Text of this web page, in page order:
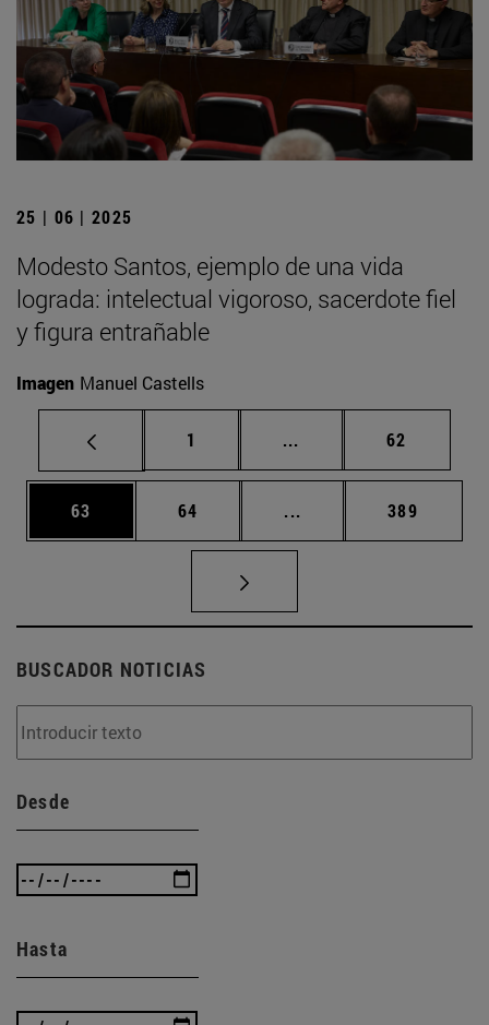
25 | 06 | 2025
Modesto Santos, ejemplo de una vida
lograda: intelectual vigoroso, sacerdote fiel
y figura entrañable
Imagen Manuel Castells
Página
1 ... Páginas intermedias
Página
62
Página
63 Página
64 ... Páginas intermedias
Página
389
BUSCADOR NOTICIAS
Desde
Hasta